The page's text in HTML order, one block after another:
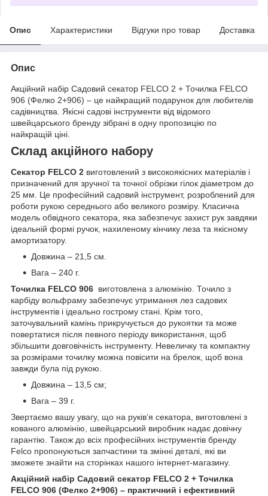
Опис Характеристики Відгуки про товар Доставка
Опис
Акційний набір Садовий секатор FELCO 2 + Точилка FELCO
906 (Фелко 2+906) – це найкращий подарунок для любителів
садівництва. Якісні садові інструменти від відомого
швейцарського бренду зібрані в одну пропозицію по
найкращій ціні.
Склад акційного набору
Секатор FELCO 2 виготовлений з високоякісних матеріалів і
призначений для зручної та точної обрізки гілок діаметром до
25 мм. Це професійний садовий інструмент, розроблений для
роботи рукою середнього або великого розміру. Класична
модель обвідного секатора, яка забезпечує захист рук завдяки
ідеальній формі ручок, нахиленому кінчику леза та якісному
амортизатору.
Довжина – 21,5 см.
Вага – 240 г.
Точилка FELCO 906 виготовлена з алюмінію. Точило з
карбіду вольфраму забезпечує утримання лез садових
інструментів і ідеально гострому стані. Крім того,
заточувальний камінь прикручується до рукоятки та може
повертатися після певного періоду використання, щоб
збільшити довговічність інструменту. Невеличку та компактну
за розмірами точилку можна повісити на брелок, щоб вона
завжди була під рукою.
Довжина – 13,5 см;
Вага – 39 г.
Звертаємо вашу увагу, що на руків’я секатора, виготовлені з
кованого алюмінію, швейцарський виробник надає довічну
гарантію. Також до всіх професійних інструментів бренду
Felco пропонуються запчастини та змінні деталі, які ви
зможете знайти на сторінках нашого інтернет-магазину.
Акційний набір Садовий секатор FELCO 2 + Точилка
FELCO 906 (Фелко 2+906) – практичний і ефективний